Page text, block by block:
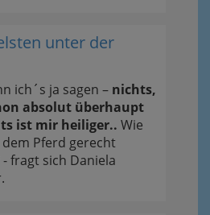
unter der
ich´s ja sagen – nichts,
absolut überhaupt
ist mir heiliger.. Wie
Pferd gerecht
fragt sich Daniela